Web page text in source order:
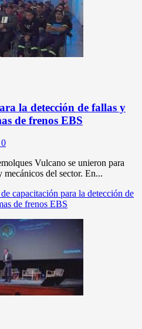
la detección de fallas y
de frenos EBS
0
Vulcano se unieron para
mecánicos del sector. En...
capacitación para la detección de
de frenos EBS